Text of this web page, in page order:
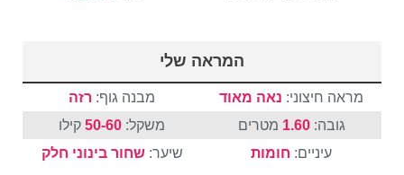
המראה שלי
מראה חיצוני: נאה מאוד מבנה גוף: רזה
גובה:1.60 מטרים משקל: 50-60 קילו
עיניים: חומות שיער:שחור בינוני חלק